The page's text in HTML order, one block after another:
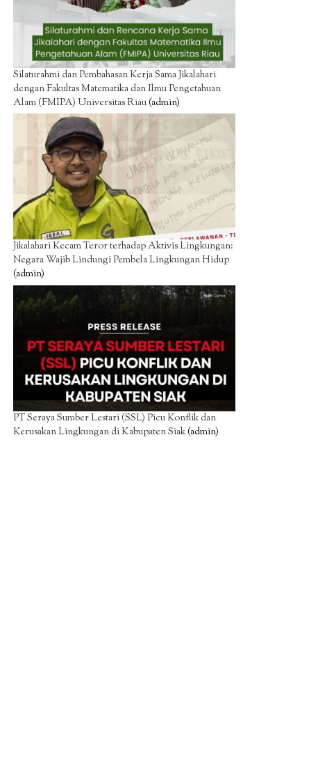
Silaturahmi dan Pembahasan Kerja Sama Jikalahari
dengan Fakultas Matematika dan Ilmu Pengetahuan
Alam (FMIPA) Universitas Riau(admin)
Jikalahari Kecam Teror terhadap Aktivis Lingkungan:
Negara Wajib Lindungi Pembela Lingkungan Hidup
(admin)
PT Seraya Sumber Lestari (SSL) Picu Konflik dan
Kerusakan Lingkungan di Kabupaten Siak(admin)